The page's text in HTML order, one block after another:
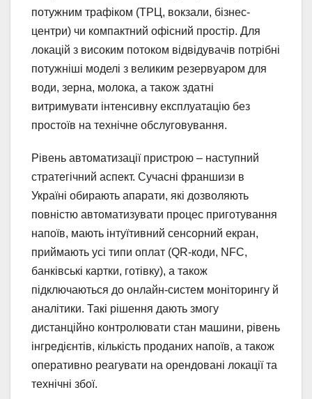
потужним трафіком (ТРЦ, вокзали, бізнес-
центри) чи компактний офісний простір. Для
локацій з високим потоком відвідувачів потрібні
потужніші моделі з великим резервуаром для
води, зерна, молока, а також здатні
витримувати інтенсивну експлуатацію без
простоїв на технічне обслуговування.
Рівень автоматизації пристрою – наступний
стратегічний аспект. Сучасні франшизи в
Україні обирають апарати, які дозволяють
повністю автоматизувати процес приготування
напоїв, мають інтуїтивний сенсорний екран,
приймають усі типи оплат (QR-коди, NFC,
банківські картки, готівку), а також
підключаються до онлайн-систем моніторингу й
аналітики. Такі рішення дають змогу
дистанційно контролювати стан машини, рівень
інгредієнтів, кількість проданих напоїв, а також
оперативно реагувати на орендовані локації та
технічні збої.